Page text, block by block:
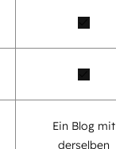
Ein Blog mit
derselben